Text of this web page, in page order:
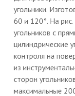
угольники.
60 и 120°. На
угольников с
цилиндрические
контроля на
из
сторон
максимальные